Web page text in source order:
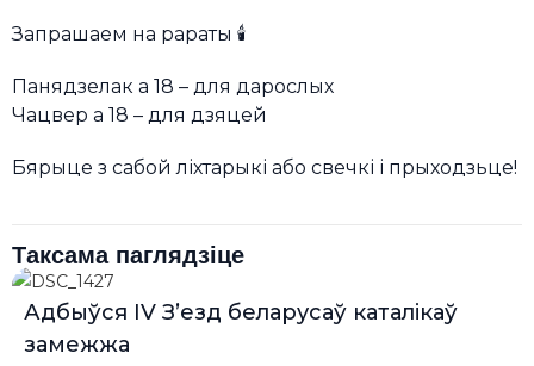
Запрашаем на рараты 🕯️
Панядзелак а 18 – для дарослых
Чацвер а 18 – для дзяцей
Бярыце з сабой ліхтарыкі або свечкі і прыходзьце!
Таксама паглядзіце
Адбыўся IV З’езд беларусаў каталікаў
замежжа